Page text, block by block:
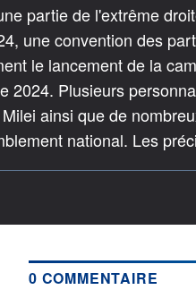
partie de l'extrême
une convention des
le lancement de la
2024. Plusieurs
ainsi que de
national. Les
0 COMMENTAIRE